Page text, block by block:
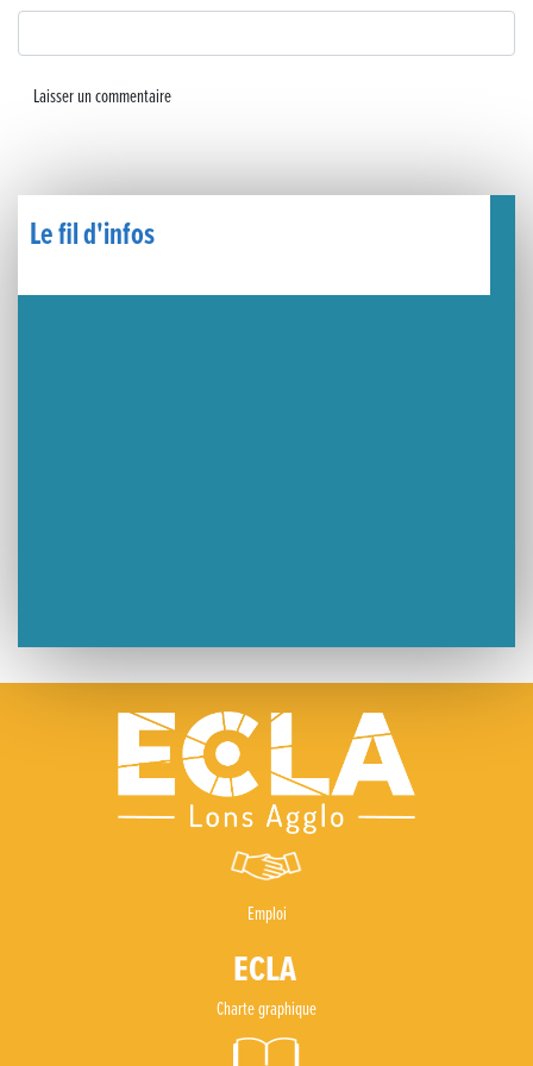
🧗‍♂️ Open d’escalade
Un week-end placé sous le signe du souvenir et de l’émotion
Le Carnavélo 2025 a illuminé Lons-le-Saunier !
Le fil d'infos
Emploi
Charte graphique